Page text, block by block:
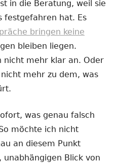
in die Beratung, weil sie
festgefahren hat. Es
bringen keine
bleiben liegen.
nicht mehr klar an. Oder
mehr zu dem, was
was genau falsch
möchte ich nicht
an diesem Punkt
Blick von